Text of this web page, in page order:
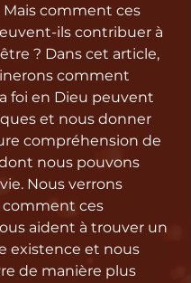
Mais comment ces
ils contribuer à
? Dans cet article,
comment
foi en Dieu peuvent
et nous donner
compréhension de
nous pouvons
Nous verrons
ces
aident à trouver un
existence et nous
de manière plus